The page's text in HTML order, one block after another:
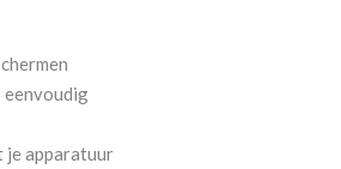
eenvoudig
je apparatuur